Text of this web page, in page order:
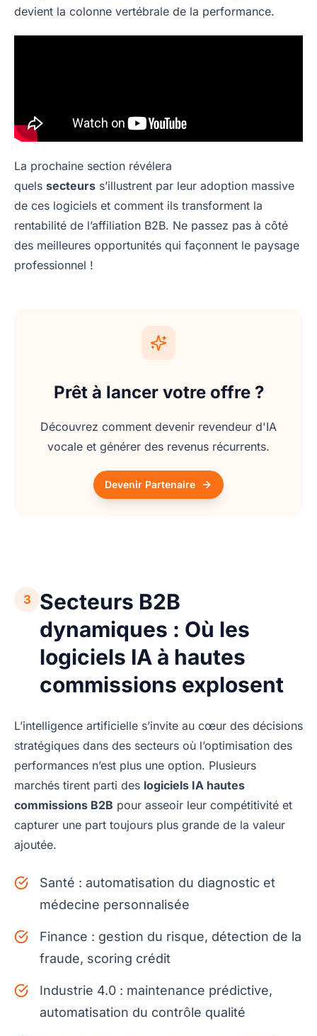
devient la colonne vertébrale de la performance.
La prochaine section révélera
quels secteurs s’illustrent par leur adoption massive
de ces logiciels et comment ils transforment la
rentabilité de l’affiliation B2B. Ne passez pas à côté
des meilleures opportunités qui façonnent le paysage
professionnel !
Prêt à lancer votre offre ?
Découvrez comment devenir revendeur d'IA
vocale et générer des revenus récurrents.
Devenir Partenaire
3
Secteurs B2B
dynamiques : Où les
logiciels IA à hautes
commissions explosent
L’intelligence artificielle s’invite au cœur des décisions
stratégiques dans des secteurs où l’optimisation des
performances n’est plus une option. Plusieurs
marchés tirent parti des logiciels IA hautes
commissions B2B pour asseoir leur compétitivité et
capturer une part toujours plus grande de la valeur
ajoutée.
Santé : automatisation du diagnostic et
médecine personnalisée
Finance : gestion du risque, détection de la
fraude, scoring crédit
Industrie 4.0 : maintenance prédictive,
automatisation du contrôle qualité